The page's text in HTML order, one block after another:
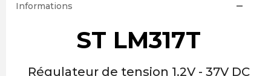
Informations
ST LM317T
Régulateur de tension 1.2V - 37V DC